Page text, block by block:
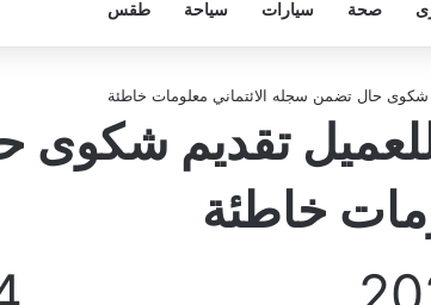
صحة سيارات سياحة طقس
شكوى حال تضمن سجله الائتماني معلومات خاطئة
تقديم
خاطئة